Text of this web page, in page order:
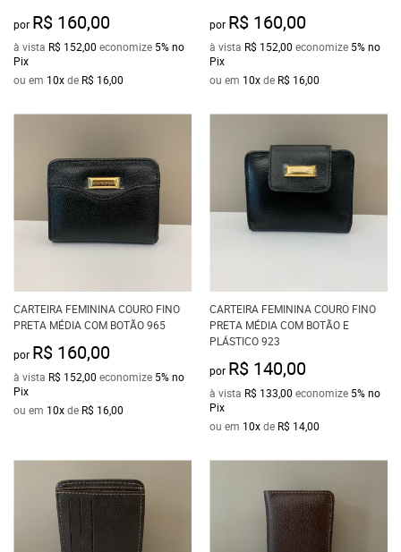
por R$ 160,00
à vista R$ 152,00 economize 5%no
Pix
ou em 10xde R$ 16,00
por R$ 160,00
à vista R$ 152,00 economize 5%no
Pix
ou em 10xde R$ 16,00
CARTEIRA FEMININA COURO FINO
PRETA MÉDIA COM BOTÃO 965
por R$ 160,00
à vista R$ 152,00 economize 5%no
Pix
ou em 10xde R$ 16,00
CARTEIRA FEMININA COURO FINO
PRETA MÉDIA COM BOTÃO E
PLÁSTICO 923
por R$ 140,00
à vista R$ 133,00 economize 5%no
Pix
ou em 10xde R$ 14,00